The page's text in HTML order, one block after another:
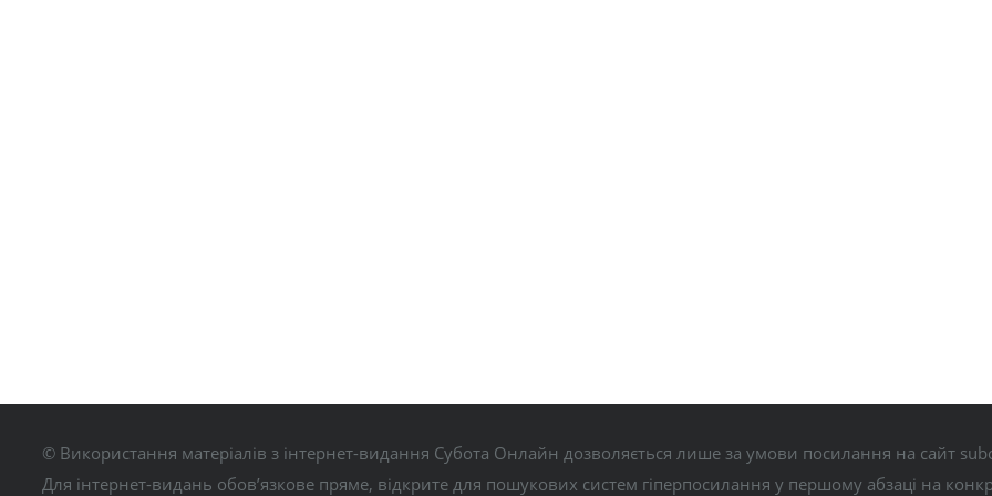
© Використання матеріалів з інтернет-видання Субота Онлайн дозволяється лише за умови посилання на сайт
Для інтернет-видань обов’язкове пряме, відкрите для пошукових систем гіперпосилання у першому абзаці на